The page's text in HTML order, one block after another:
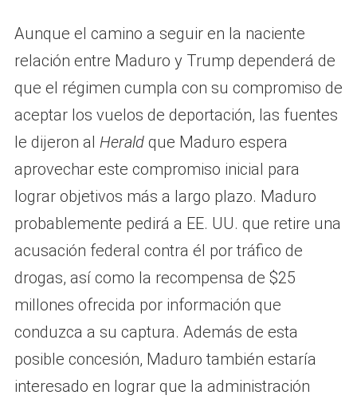
Aunque el camino a seguir en la naciente
relación entre Maduro y Trump dependerá de
que el régimen cumpla con su compromiso de
aceptar los vuelos de deportación, las fuentes
le dijeron al Heraldque Maduro espera
aprovechar este compromiso inicial para
lograr objetivos más a largo plazo. Maduro
probablemente pedirá a EE. UU. que retire una
acusación federal contra él por tráfico de
drogas, así como la recompensa de $25
millones ofrecida por información que
conduzca a su captura. Además de esta
posible concesión, Maduro también estaría
interesado en lograr que la administración